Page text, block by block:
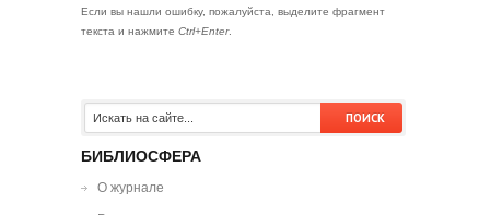
Если вы нашли ошибку, пожалуйста, выделите фрагмент
текста и нажмите Ctrl+Enter.
БИБЛИОСФЕРА
О журнале